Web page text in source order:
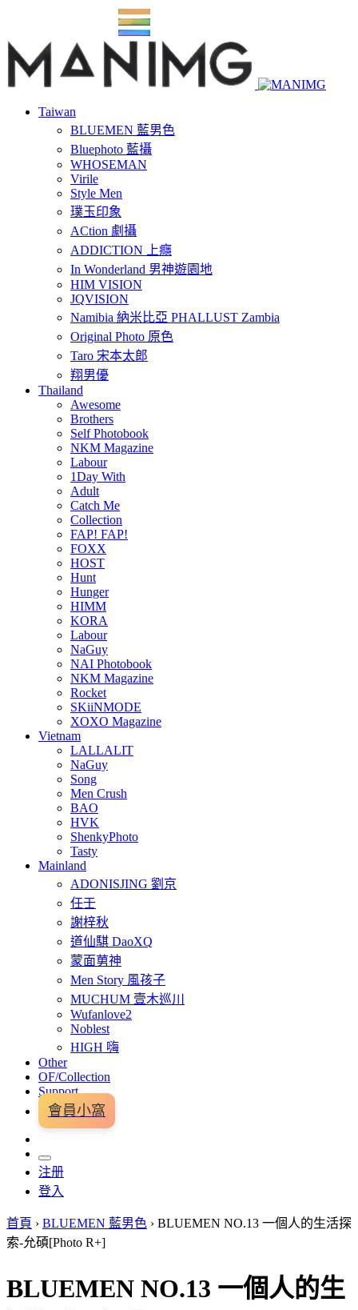
Taiwan
BLUEMEN 藍男色
Bluephoto 藍攝
WHOSEMAN
Virile
Style Men
璞玉印象
ACtion 劇攝
ADDICTION 上癮
In Wonderland 男神遊園地
HIM VISION
JQVISION
Namibia 納米比亞 PHALLUST Zambia
Original Photo 原色
Taro 宋本太郎
翔男優
Thailand
Awesome
Brothers
Self Photobook
NKM Magazine
Labour
1Day With
Adult
Catch Me
Collection
FAP! FAP!
FOXX
HOST
Hunt
Hunger
HIMM
KORA
Labour
NaGuy
NAI Photobook
NKM Magazine
Rocket
SKiiNMODE
XOXO Magazine
Vietnam
LALLALIT
NaGuy
Song
Men Crush
BAO
HVK
ShenkyPhoto
Tasty
Mainland
ADONISJING 劉京
任壬
謝梓秋
道仙騏 DaoXQ
蒙面莮神
Men Story 風孩子
MUCHUM 壹木巡川
Wufanlove2
Noblest
HIGH 嗨
Other
OF/Collection
Support
會員小窩
注册
登入
首頁 › BLUEMEN 藍男色 › BLUEMEN NO.13 一個人的生活探
索-允碩[Photo R+]
BLUEMEN NO.13 一個人的生